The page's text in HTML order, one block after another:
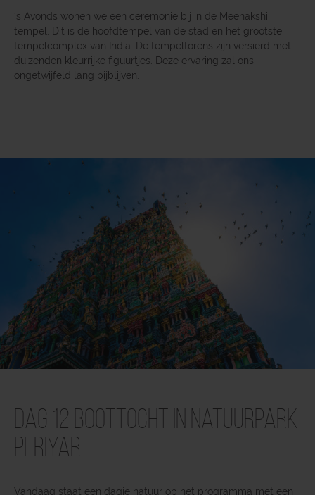
‘s Avonds wonen we een ceremonie bij in de Meenakshi
tempel. Dit is de hoofdtempel van de stad en het grootste
tempelcomplex van India. De tempeltorens zijn versierd met
duizenden kleurrijke figuurtjes. Deze ervaring zal ons
ongetwijfeld lang bijblijven.
Dag 12 Boottocht in natuurpark
Periyar
Vandaag staat een dagje natuur op het programma met een